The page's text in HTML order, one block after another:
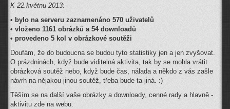
K 22.květnu 2013:
• bylo na serveru zaznamenáno 570 uživatelů
• vloženo 1161 obrázků a 54 downloadů
• provedeno 5 kol v obrázkové soutěži
Doufám, že do budoucna se budou tyto statistiky jen a jen zvyšovat.
O prázdninách, když bude viditelná aktivita, tak by se mohla vrátit
obrázková soutěž nebo, když bude čas, nálada a někdo z vás zašle
návrh na nějakou jinou soutěž, třeba bude ta jiná. :)
Těším se na další vaše obrázky a downloady, cenné rady a hlavně -
aktivitu zde na webu.